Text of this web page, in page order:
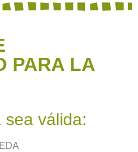
PARA LA
sea válida: